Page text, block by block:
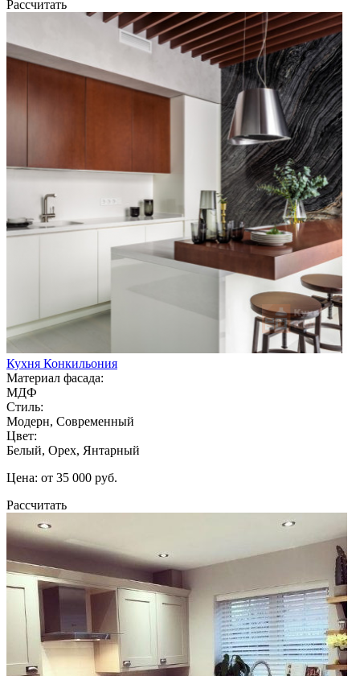
Рассчитать
Кухня Конкильония
Материал фасада:
МДФ
Стиль:
Модерн, Современный
Цвет:
Белый, Орех, Янтарный
Цена: от 35 000 руб.
Рассчитать